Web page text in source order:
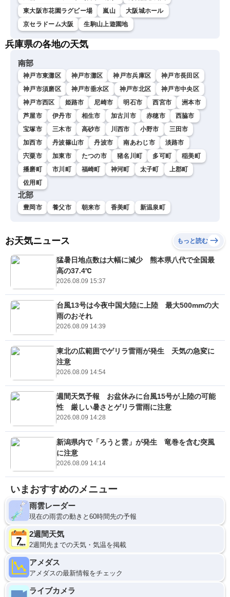
東大阪市花園ラグビー場
嵐山
大阪城ホール
京セラドーム大阪
生駒山上遊園地
兵庫県の各地の天気
南部
神戸市東灘区 神戸市灘区 神戸市兵庫区
神戸市長田区
神戸市須磨区
神戸市垂水区 神戸市北区
神戸市中央区
神戸市西区
姫路市 尼崎市 明石市 西宮市
洲本市
芦屋市
伊丹市 相生市 加古川市 赤穂市
西脇市
宝塚市
三木市 高砂市 川西市 小野市
三田市
加西市
丹波篠山市 丹波市 南あわじ市
淡路市
宍粟市
加東市 たつの市 猪名川町 多可町
稲美町
播磨町
市川町 福崎町 神河町 太子町
上郡町
佐用町
北部
豊岡市 養父市 朝来市 香美町 新温泉町
お天気ニュース もっと読む
猛暑日地点数は大幅に減少 熊本県八代で全国最
高の37.4℃
2026.08.09 15:37
台風13号は今夜中国大陸に上陸 最大500mmの大
雨のおそれ
2026.08.09 14:39
東北の広範囲でゲリラ雷雨が発生 天気の急変に
注意
2026.08.09 14:54
週間天気予報 お盆休みに台風15号が上陸の可能
性 厳しい暑さとゲリラ雷雨に注意
2026.08.09 14:28
新潟県内で「ろうと雲」が発生 竜巻を含む突風
に注意
2026.08.09 14:14
いまおすすめのメニュー
雨雲レーダー
現在の雨雲の動きと60時間先の予報
2週間天気
2週間先までの天気・気温を掲載
アメダス
アメダスの最新情報をチェック
ライブカメラ